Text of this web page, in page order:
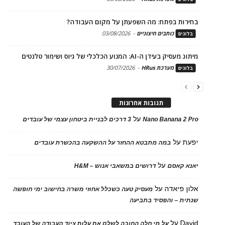
בחירות בפתח: מה השפעתן על מקום העבודה?
בלוגים כותבים חיצוניים -
03/08/2026
מיתוג מעסיק בעידן ה-AI: המנוע הכלכלי של גיוס ושימור טלנטים
בלוגים מערכת HRus -
30/07/2026
תגובות אחרונות
Nano Banana 2 Proעל 3 דרכים לבניית ביטחון עצמי של עובדים
יפעתעל במה מתבטא ההחזר על ההשקעה בהכשרת עובדים
יאנא קאסםעלדרושים במשאבי אנוש – H&M
אלון פיאדה על מעסיק טעה כשכלל אחוזי משרה בחישוב ימי חופשה
שנתית – והפסיד בתביעה
David על